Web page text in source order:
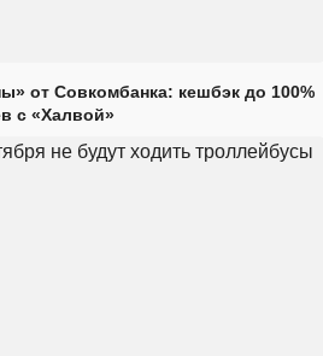
от Совкомбанка: кешбэк до 100%
с «Халвой»